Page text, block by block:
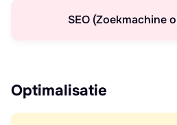
SEO (Zoekmachine
Optimalisatie